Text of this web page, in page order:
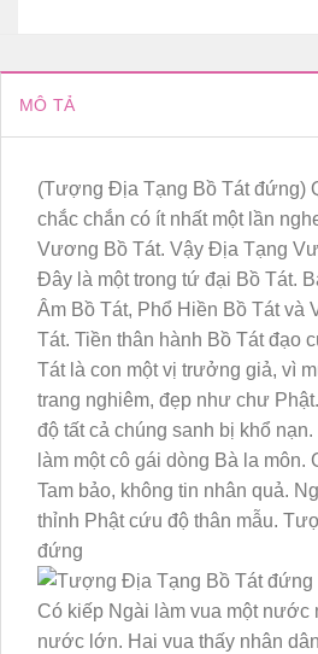
MÔ TẢ
(Tượng Địa Tạng Bồ Tát đứng)
chắc chắn có ít nhất một lần
Vương Bồ Tát. Vậy Địa Tạng
Đây là một trong tứ đại Bồ Tát.
Âm Bồ Tát, Phổ Hiền Bồ Tát và
Tát. Tiền thân hành Bồ Tát đạo
Tát là con một vị trưởng giả, vì
trang nghiêm, đẹp như chư
độ tất cả chúng sanh bị khổ
làm một cô gái dòng Bà la môn.
Tam bảo, không tin nhân quả.
thỉnh Phật cứu độ thân mẫu.
đứng
Có kiếp Ngài làm vua một nước
nước lớn. Hai vua thấy nhân